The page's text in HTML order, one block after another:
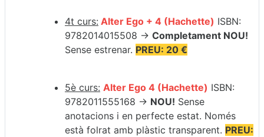
4t curs: Alter Ego + 4 (Hachette) ISBN:
9782014015508 → Completament NOU!
Sense estrenar. PREU: 20 €
5è curs: Alter Ego 4 (Hachette) ISBN:
9782011555168 → NOU! Sense
anotacions i en perfecte estat. Només
està folrat amb plàstic transparent. PREU: